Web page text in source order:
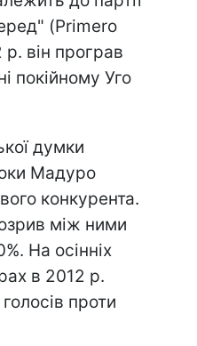
(Primero
він програв
покійному Уго
думки
Мадуро
конкурента.
між ними
На осінніх
в 2012 р.
проти